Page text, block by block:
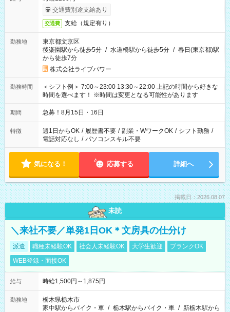
交通費別途支給あり
交通費 支給（規定有り）
勤務地
東京都文京区
後楽園駅から徒歩5分 / 水道橋駅から徒歩5分 / 春日(東京都)駅
から徒歩7分
株式会社ライブパワー
勤務時間
＜シフト例＞ 7:00～23:00 13:30～22:00 上記の時間から好きな
時間を選べます！ ※時間は変更となる可能性があります
期間 急募！8月15日・16日
特徴 週1日からOK / 履歴書不要 / 副業・WワークOK / シフト勤務 /
電話対応なし / パソコンスキル不要
気になる！ 応募する 詳細へ
掲載日：2026.08.07
未読
＼来社不要／単発1日OK＊文房具の仕分け
派遣 職種未経験OK 社会人未経験OK 大学生歓迎
ブランクOK
WEB登録・面接OK
給与 時給1,500円～1,875円
勤務地
栃木県栃木市
家中駅からバイク・車 / 栃木駅からバイク・車 / 新栃木駅から